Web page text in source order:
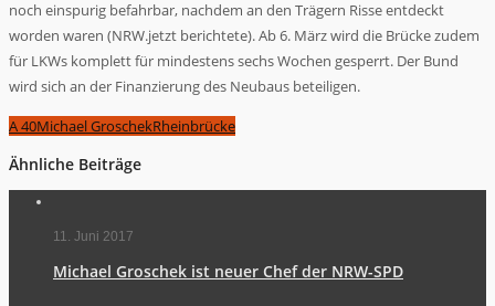
noch einspurig befahrbar, nachdem an den Trägern Risse entdeckt
worden waren (NRW.jetzt berichtete). Ab 6. März wird die Brücke zudem
für LKWs komplett für mindestens sechs Wochen gesperrt. Der Bund
wird sich an der Finanzierung des Neubaus beteiligen.
A 40Michael GroschekRheinbrücke
Ähnliche Beiträge
11. Juni 2017
Michael Groschek ist neuer Chef der NRW-SPD